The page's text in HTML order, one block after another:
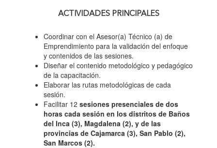
ACTIVIDADES PRINCIPALES
Coordinar con el Asesor(a) Técnico (a) de
Emprendimiento para la validación del enfoque
y contenidos de las sesiones.
Diseñar el contenido metodológico y pedagógico
de la capacitación.
Elaborar las rutas metodológicas de cada
sesión.
Facilitar 12 sesiones presenciales de dos
horas cada sesión en los distritos de Baños
del Inca (3), Magdalena (2), y de las
provincias de Cajamarca (3), San Pablo (2),
San Marcos (2).